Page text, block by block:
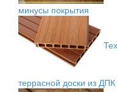
минусы покрытия
террасной доски из